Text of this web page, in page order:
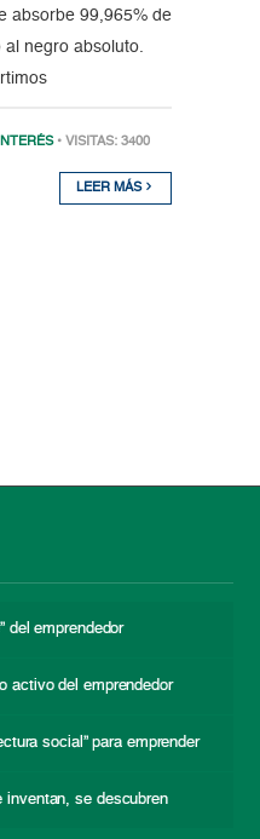
absorbe 99,965% de
al negro absoluto.
• VISITAS: 3400
LEER MÁS
del emprendedor
activo del emprendedor
social” para emprender
inventan, se descubren